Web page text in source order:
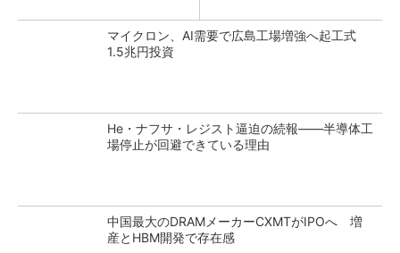
マイクロン、AI需要で広島工場増強へ起工式
1.5兆円投資
He・ナフサ・レジスト逼迫の続報――半導体工
場停止が回避できている理由
中国最大のDRAMメーカーCXMTがIPOへ 増
産とHBM開発で存在感